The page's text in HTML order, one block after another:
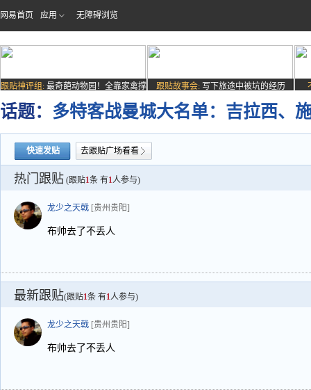
网易首页 应用 无障碍浏览
跟贴神评组: 最奇葩动物园！全靠家禽撑
场子
跟贴故事会: 写下旅途中被坑的经历
话题： 多特客战曼城大名单：吉拉西、
快速发贴 去跟贴广场看看
热门跟贴 (跟贴1条 有1人参与)
龙少之天戟 [贵州贵阳]
布帅去了不丢人
最新跟贴(跟贴1条 有1人参与)
龙少之天戟 [贵州贵阳]
布帅去了不丢人